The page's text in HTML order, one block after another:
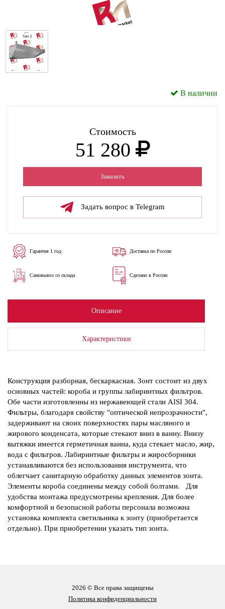
В наличии
Стоимость
51 280
Заказать
Задать вопрос в Telegram
Гарантия 1 год Доставка по России
Самовывоз со склада Сделано в России
Описание
Характеристики
Конструкция разборная, бескаркасная. Зонт состоит из двух
основных частей: короба и группы лабиринтных фильтров.
Обе части изготовленны из нержавеющей стали AISI 304.
Фильтры, благодаря свойству "оптической непрозрачности",
задерживают на своих поверхностях пары масляного и
жирового конденсата, которые стекают вниз в ванну. Внизу
вытяжки имеется герметичная ванна, куда стекает масло, жир,
вода с фильтров. Лабиринтные фильтры и жиросборники
устанавливаются без использования инструмента, что
облегчает санитарную обработку данных элементов зонта.
Элементы короба соединены между собой болтами. Для
удобства монтажа предусмотрены крепления. Для более
комфортной и безопасной работы персонала возможна
установка комплекта светильника к зонту (приобретается
отдельно). При приобретении указать тип зонта.
2026 © Все права защищены
Политика конфиденциальности